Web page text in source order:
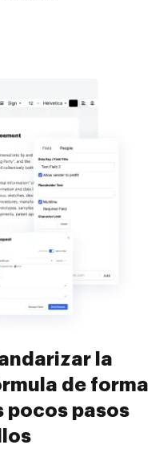
la
de forma
pocos pasos